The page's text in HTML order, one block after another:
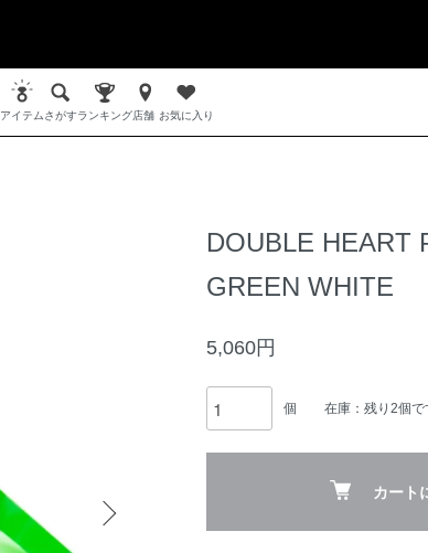
アイテムさがすランキング店舗 お気に入り
DOUBLE HEART
GREEN WHITE
5,060円
個 在庫：残り2個で
カート